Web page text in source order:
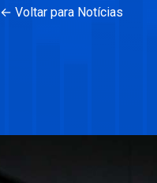
← Voltar para Notícias